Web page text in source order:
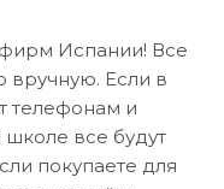
Испании! Все
вручную. Если в
телефонам и
школе все будут
покупаете для